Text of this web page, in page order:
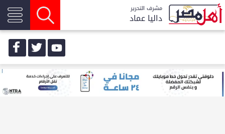
مشرف التحرير
داليا عماد